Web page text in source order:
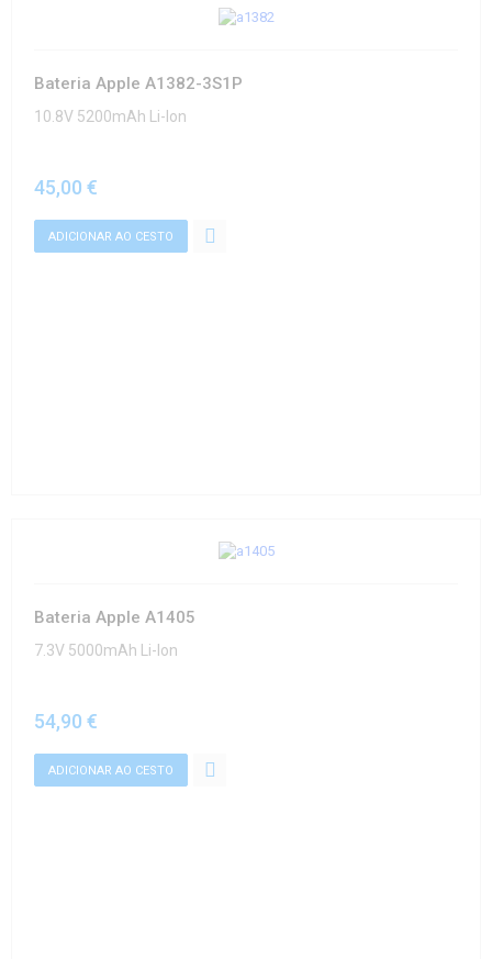
Bateria Apple A1382-3S1P
10.8V 5200mAh Li-Ion
45,00 €
Bateria Apple A1405
7.3V 5000mAh Li-Ion
54,90 €